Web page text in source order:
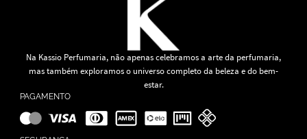
Na Kassio Perfumaria, não apenas celebramos a arte da perfumaria,
mas também exploramos o universo completo da beleza e do bem-
estar.
PAGAMENTO